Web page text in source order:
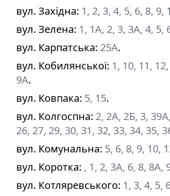
вул. Західна: 1, 2, 3, 4, 5, 6, 8,
вул. Зелена: 1, 1А, 2, 3, 3А, 4, 5,
вул. Карпатська: 25А.
вул. Кобилянської: 1, 10, 11,
9А.
вул. Ковпака: 5, 15.
вул. Колгоспна: 2, 2А, 2Б, 3,
26, 27, 29, 30, 31, 32, 33, 34, 35,
вул. Комунальна: 5, 6, 8, 9, 10,
вул. Коротка: , 1, 2, 3А, 6, 8, 8А,
вул. Котляревського: 1, 3, 4, 5,